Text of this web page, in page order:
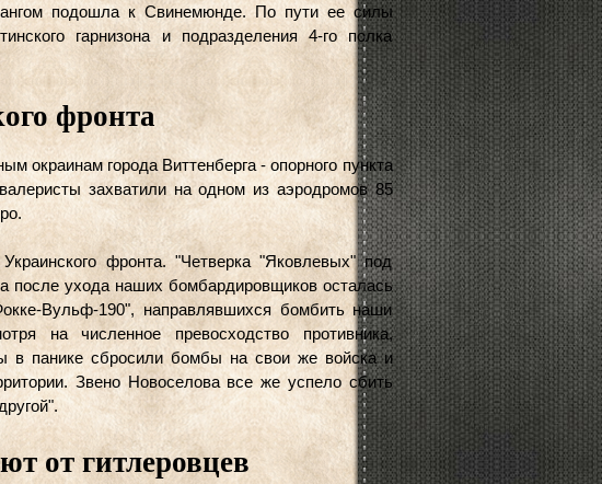
подошла к Свинемюнде. По пути ее силы
гарнизона и подразделения 4-го полка
фронта
окраинам города Виттенберга - опорного пункта
захватили на одном из аэродромов 85
фронта. "Четверка "Яковлевых" под
после ухода наших бомбардировщиков осталась
Вульф-190", направлявшихся бомбить наши
на численное превосходство противника,
в панике сбросили бомбы на свои же войска и
Звено Новоселова все же успело сбить
от гитлеровцев